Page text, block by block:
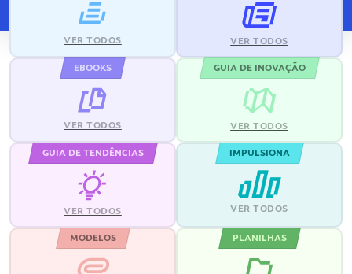
VER TODOS VER TODOS
EBOOKS
VER TODOS
GUIA DE INOVAÇÃO
VER TODOS
GUIA DE TENDÊNCIAS
VER TODOS
IMPULSIONA
VER TODOS
MODELOS PLANILHAS